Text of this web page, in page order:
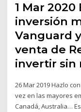
1 Mar 2020
inversión
Vanguard
venta de
invertir sin
26 Mar 2019 Hazlo
vez en las mayores
Canadá, Australia…